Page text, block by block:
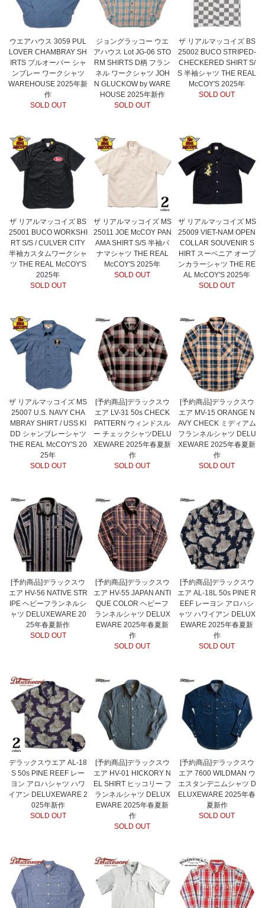
ウエアハウス 3059 PUL
LOVER CHAMBRAY SH
IRTS プルオーバー シャ
ンブレー ワークシャツ
WAREHOUSE 2025年新
作
SOLD OUT
ジョングラッコー ウエ
アハウス Lot JG-06 STO
RM SHIRTS D柄 フラン
ネル ワークシャツ JOH
N GLUCKOW by WARE
HOUSE 2025年新作
SOLD OUT
ザ リアルマッコイズ BS
25002 BUCO STRIPED-
CHECKERED SHIRT S/
S 半袖シャツ THE REAL
McCOY'S 2025年
SOLD OUT
ザ リアルマッコイズ BS
25001 BUCO WORKSHI
RT S/S / CULVER CITY
半袖カスタムワークシャ
ツ THE REAL McCOY'S
2025年
SOLD OUT
ザ リアルマッコイズ MS
25011 JOE McCOY PAN
AMA SHIRT S/S 半袖パ
ナマシャツ THE REAL
McCOY'S 2025年
SOLD OUT
ザ リアルマッコイズ MS
25009 VIET-NAM OPEN
COLLAR SOUVENIR S
HIRT スーベニア オープ
ンカラーシャツ THE RE
AL McCOY'S 2025年
SOLD OUT
ザ リアルマッコイズ MS
25007 U.S. NAVY CHA
MBRAY SHIRT / USS KI
DD シャンブレーシャツ
THE REAL McCOY'S 20
25年
SOLD OUT
[予約商品]デラックスウ
エア LV-31 50s CHECK
PATTERN ウィンドスル
ー チェックシャツDELU
XEWARE 2025年春夏新
作
SOLD OUT
[予約商品]デラックスウ
エア MV-15 ORANGE N
AVY CHECK ミディアム
フランネルシャツ DELU
XEWARE 2025年春夏新
作
SOLD OUT
[予約商品]デラックスウ
エア HV-56 NATIVE STR
IPE ヘビーフランネルシ
ャツ DELUXEWARE 20
25年春夏新作
SOLD OUT
[予約商品]デラックスウ
エア HV-55 JAPAN ANTI
QUE COLOR ヘビーフ
ランネルシャツ DELUX
EWARE 2025年春夏新
作
SOLD OUT
[予約商品]デラックスウ
エア AL-18L 50s PINE R
EEF レーヨン アロハシ
ャツ ハワイアン DELUX
EWARE 2025年春夏新
作
SOLD OUT
デラックスウエア AL-18
S 50s PINE REEF レー
ヨン アロハシャツ ハワ
イアン DELUXEWARE 2
025年新作
SOLD OUT
[予約商品]デラックスウ
エア HV-01 HICKORY N
EL SHIRT ヒッコリー フ
ランネルシャツ DELUX
EWARE 2025年春夏新
作
SOLD OUT
[予約商品]デラックスウ
エア 7600 WILDMAN ウ
エスタンデニムシャツ D
ELUXEWARE 2025年春
夏新作
SOLD OUT